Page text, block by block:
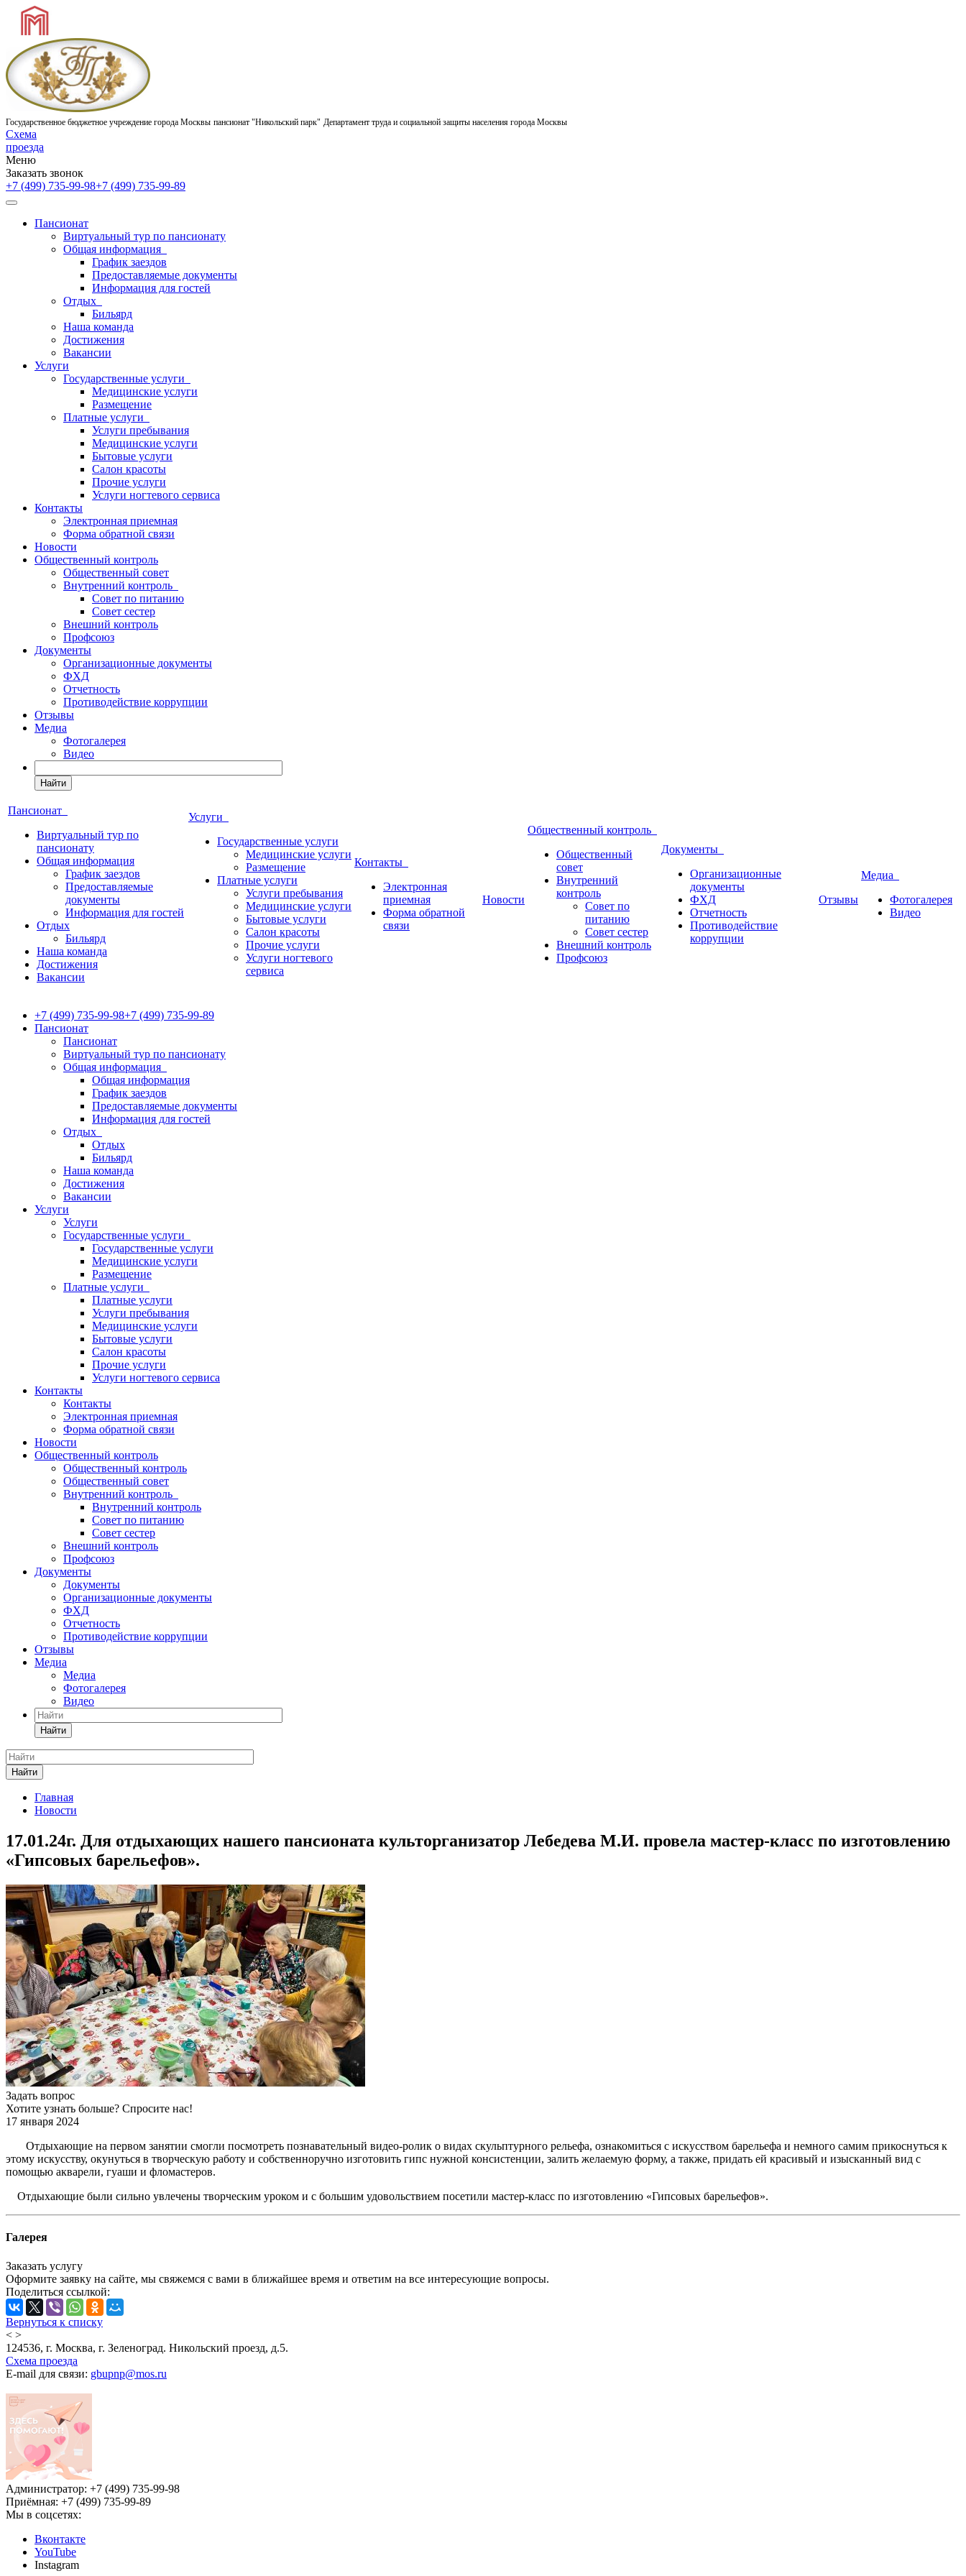
Государственное бюджетное учреждение города Москвы пансионат "Никольский парк" Департамент труда и социальной защиты населения города Москвы
Схема
проезда
Меню
Заказать звонок
+7 (499) 735-99-98+7 (499) 735-99-89
Пансионат
Виртуальный тур по пансионату
Общая информация
График заездов
Предоставляемые документы
Информация для гостей
Отдых
Бильярд
Наша команда
Достижения
Вакансии
Услуги
Государственные услуги
Медицинские услуги
Размещение
Платные услуги
Услуги пребывания
Медицинские услуги
Бытовые услуги
Салон красоты
Прочие услуги
Услуги ногтевого сервиса
Контакты
Электронная приемная
Форма обратной связи
Новости
Общественный контроль
Общественный совет
Внутренний контроль
Совет по питанию
Совет сестер
Внешний контроль
Профсоюз
Документы
Организационные документы
ФХД
Отчетность
Противодействие коррупции
Отзывы
Медиа
Фотогалерея
Видео
Найти
Пансионат
Виртуальный тур по
пансионату
Общая информация
График заездов
Предоставляемые
документы
Информация для гостей
Отдых
Бильярд
Наша команда
Достижения
Вакансии
Услуги
Государственные услуги
Медицинские услуги
Размещение
Платные услуги
Услуги пребывания
Медицинские услуги
Бытовые услуги
Салон красоты
Прочие услуги
Услуги ногтевого
сервиса
Контакты
Электронная
приемная
Форма обратной
связи
Новости
Общественный контроль
Общественный
совет
Внутренний
контроль
Совет по
питанию
Совет сестер
Внешний контроль
Профсоюз
Документы
Организационные
документы
ФХД
Отчетность
Противодействие
коррупции
Отзывы
Медиа
Фотогалерея
Видео
+7 (499) 735-99-98+7 (499) 735-99-89
Пансионат
Пансионат
Виртуальный тур по пансионату
Общая информация
Общая информация
График заездов
Предоставляемые документы
Информация для гостей
Отдых
Отдых
Бильярд
Наша команда
Достижения
Вакансии
Услуги
Услуги
Государственные услуги
Государственные услуги
Медицинские услуги
Размещение
Платные услуги
Платные услуги
Услуги пребывания
Медицинские услуги
Бытовые услуги
Салон красоты
Прочие услуги
Услуги ногтевого сервиса
Контакты
Контакты
Электронная приемная
Форма обратной связи
Новости
Общественный контроль
Общественный контроль
Общественный совет
Внутренний контроль
Внутренний контроль
Совет по питанию
Совет сестер
Внешний контроль
Профсоюз
Документы
Документы
Организационные документы
ФХД
Отчетность
Противодействие коррупции
Отзывы
Медиа
Медиа
Фотогалерея
Видео
Найти
Найти
Главная
Новости
17.01.24г. Для отдыхающих нашего пансионата культорганизатор Лебедева М.И. провела мастер-класс по изготовлению
«Гипсовых барельефов».
Задать вопрос
Хотите узнать больше? Спросите нас!
17 января 2024
Отдыхающие на первом занятии смогли посмотреть познавательный видео-ролик о видах скульптурного рельефа, ознакомиться с искусством барельефа и немного самим прикоснуться к
этому искусству, окунуться в творческую работу и собственноручно изготовить гипс нужной консистенции, залить желаемую форму, а также, придать ей красивый и изысканный вид с
помощью акварели, гуаши и фломастеров.
Отдыхающие были сильно увлечены творческим уроком и с большим удовольствием посетили мастер-класс по изготовлению «Гипсовых барельефов».
Галерея
Заказать услугу
Оформите заявку на сайте, мы свяжемся с вами в ближайшее время и ответим на все интересующие вопросы.
Поделиться ссылкой:
Вернуться к списку
< >
124536, г. Москва, г. Зеленоград. Никольский проезд, д.5.
Схема проезда
E-mail для связи: gbupnp@mos.ru
Администратор: +7 (499) 735-99-98
Приёмная: +7 (499) 735-99-89
Мы в соцсетях:
Вконтакте
YouTube
Instagram